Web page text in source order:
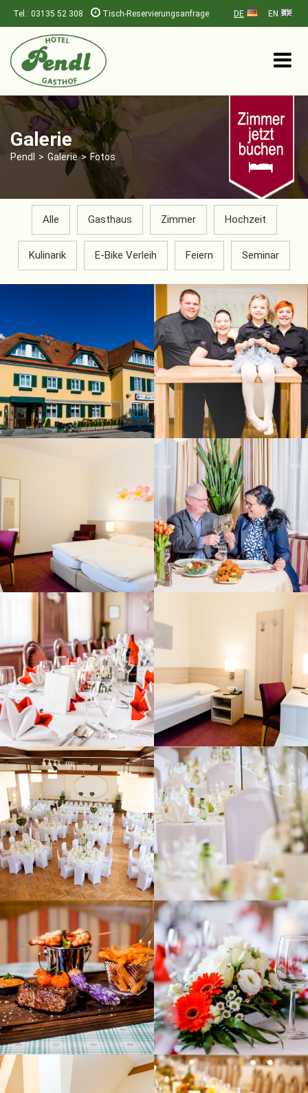
Tel.: 03135 52 308 Tisch-Reservierungsanfrage DE EN
Galerie
Pendl > Galerie > Fotos
Alle Gasthaus Zimmer Hochzeit
Kulinarik E-Bike Verleih Feiern Seminar